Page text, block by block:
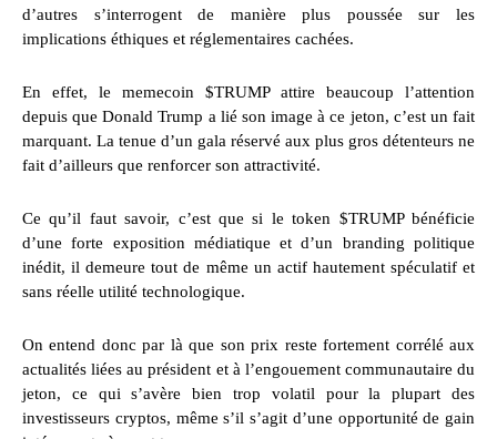
d’autres s’interrogent de manière plus poussée sur les
implications éthiques et réglementaires cachées.
En effet, le memecoin $TRUMP attire beaucoup l’attention
depuis que Donald Trump a lié son image à ce jeton, c’est un fait
marquant. La tenue d’un gala réservé aux plus gros détenteurs ne
fait d’ailleurs que renforcer son attractivité.
Ce qu’il faut savoir, c’est que si le token $TRUMP bénéficie
d’une forte exposition médiatique et d’un branding politique
inédit, il demeure tout de même un actif hautement spéculatif et
sans réelle utilité technologique.
On entend donc par là que son prix reste fortement corrélé aux
actualités liées au président et à l’engouement communautaire du
jeton, ce qui s’avère bien trop volatil pour la plupart des
investisseurs cryptos, même s’il s’agit d’une opportunité de gain